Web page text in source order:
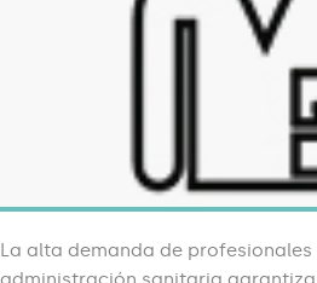
La alta demanda de